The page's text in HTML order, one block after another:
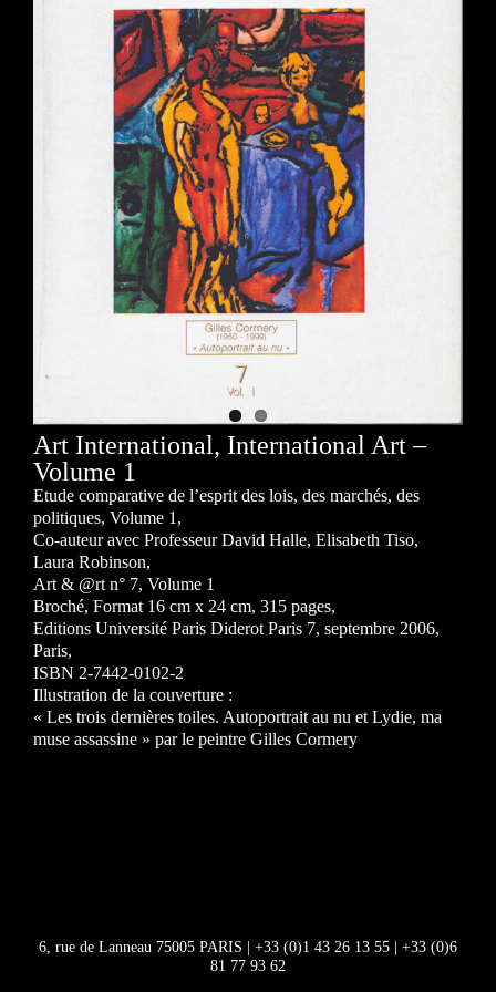
Art International, International Art –
Volume 1
Etude comparative de l’esprit des lois, des marchés, des
politiques, Volume 1,
Co-auteur avec Professeur David Halle, Elisabeth Tiso,
Laura Robinson,
Art & @rt n° 7, Volume 1
Broché, Format 16 cm x 24 cm, 315 pages,
Editions Université Paris Diderot Paris 7, septembre 2006,
Paris,
ISBN 2-7442-0102-2
Illustration de la couverture :
« Les trois dernières toiles. Autoportrait au nu et Lydie, ma
muse assassine » par le peintre Gilles Cormery
6, rue de Lanneau 75005 PARIS +33 (0)1 43 26 13 55
+33 (0)6
81 77 93 62